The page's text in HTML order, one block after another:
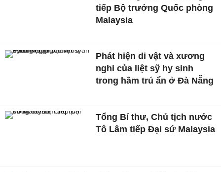
tiếp Bộ trưởng Quốc phòng
Malaysia
Phát hiện di vật và xương
nghi của liệt sỹ hy sinh
trong hầm trú ẩn ở Đà Nẵng
Tổng Bí thư, Chủ tịch nước
Tô Lâm tiếp Đại sứ Malaysia